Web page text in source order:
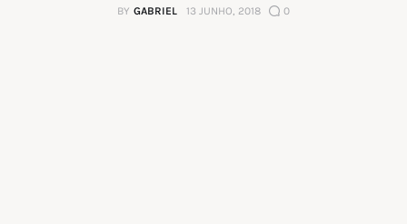
BY GABRIEL 13 JUNHO, 2018 0